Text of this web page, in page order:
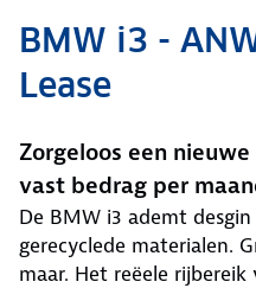
BMW i3 -
Lease
Zorgeloos een
vast bedrag per
De BMW i3 ademt
gerecyclede materialen.
maar. Het reëele